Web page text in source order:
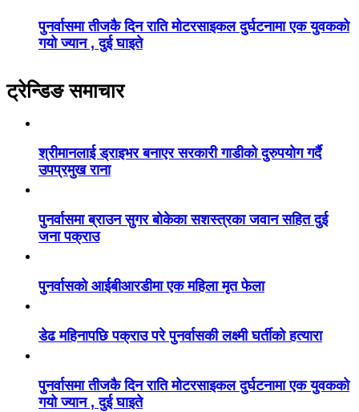
पुनर्वासमा तीजकै दिन राति मोटरसाइकल दुर्घटनामा एक युवकको
गयो ज्यान , दुई घाइते
ट्रेन्डिङ समाचार
श्रीमानलाई ड्राइभर बनाएर सरकारी गाडीको दुरुपयोग गर्दै
उपप्रमुख राना
पुनर्वासमा ब्राउन सुगर बोकेका सशस्त्रका जवान सहित दुई
जना पक्राउ
पुनर्वासको आईबीआरडीमा एक महिला मृत फेला
डेढ महिनापछि पक्राउ परे पुनर्वासकी लक्ष्मी घर्तीको हत्यारा
पुनर्वासमा तीजकै दिन राति मोटरसाइकल दुर्घटनामा एक युवकको
गयो ज्यान , दुई घाइते